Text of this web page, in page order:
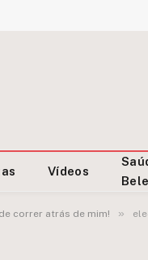
Vídeos
correr atrás de mim! »